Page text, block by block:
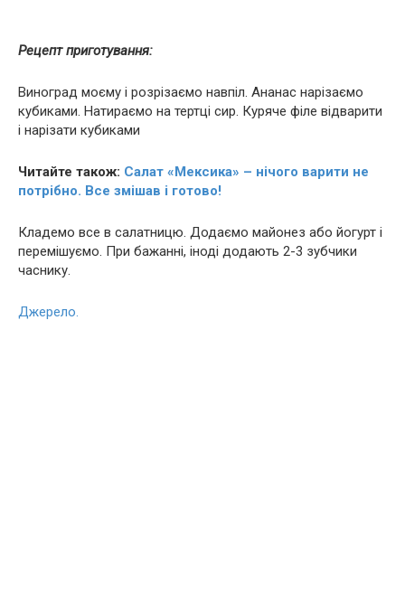
Рецепт приготування:
Виноград моєму і розрізаємо навпіл. Ананас нарізаємо
кубиками. Натираємо на тертці сир. Куряче філе відварити
і нарізати кубиками
Читайте також: Салат «Мексика» – нічого варити не
потрібно. Все змішав і готово!
Кладемо все в салатницю. Додаємо майонез або йогурт і
перемішуємо. При бажанні, іноді додають 2-3 зубчики
часнику.
Джерело.